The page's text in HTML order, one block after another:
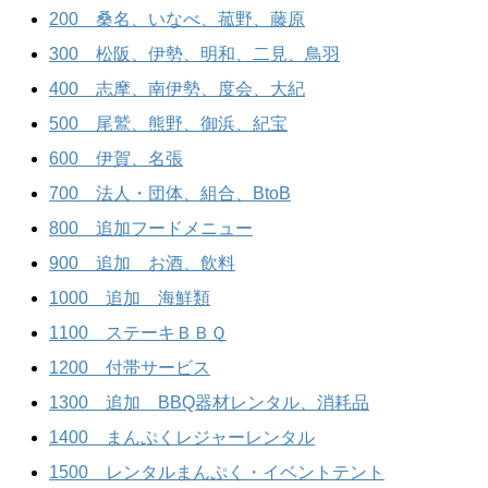
200 桑名、いなべ、菰野、藤原
300 松阪、伊勢、明和、二見、鳥羽
400 志摩、南伊勢、度会、大紀
500 尾鷲、熊野、御浜、紀宝
600 伊賀、名張
700 法人・団体、組合、BtoB
800 追加フードメニュー
900 追加 お酒、飲料
1000 追加 海鮮類
1100 ステーキＢＢＱ
1200 付帯サービス
1300 追加 BBQ器材レンタル、消耗品
1400 まんぷくレジャーレンタル
1500 レンタルまんぷく・イベントテント